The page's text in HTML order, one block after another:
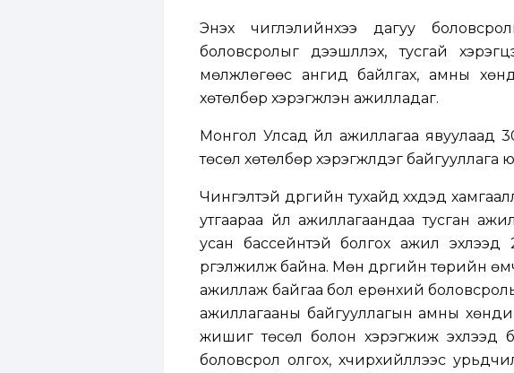
Энэхүү чиглэлийнхээ дагуу
боловсролыг дээшлүүлэх, тусгай
мөлжлөгөөс ангид байлгах, амны
хөтөлбөр хэрэгжүүлэн ажилладаг.
Монгол Улсад үйл ажиллагаа
төсөл хөтөлбөр хэрэгжүүлдэг байгууллага
Чингэлтэй дүүргийн тухайд хүүхдэд
утгаараа үйл ажиллагаандаа тусган
усан бассейнтэй болгох ажил
үргэлжилж байна. Мөн дүүргийн төрийн
ажиллаж байгаа бол ерөнхий
ажиллагааны байгууллагын амны
жишиг төсөл болон хэрэгжиж эхлээд
боловсрол олгох, хүчирхийллээс